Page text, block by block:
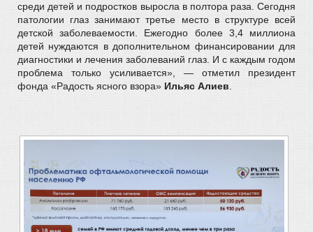
среди детей и подростков выросла в полтора раза. Сегодня
патологии глаз занимают третье место в структуре всей
детской заболеваемости. Ежегодно более 3,4 миллиона
детей нуждаются в дополнительном финансировании для
диагностики и лечения заболеваний глаз. И с каждым годом
проблема только усиливается», — отметил президент
фонда «Радость ясного взора» Ильяс Алиев